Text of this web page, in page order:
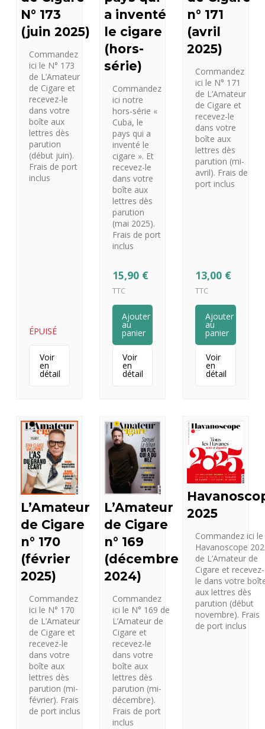
N° 173
(juin 2025)
Commandez
ici le N° 173
de L’Amateur
de Cigare et
recevez-le
dans votre
boîte aux
lettres dès
parution
(début juin).
Frais de port
inclus
ÉPUISÉ
Voir
en
détail
a inventé
le cigare
(hors-
série)
Commandez
ici notre
hors-série «
Cuba, le
pays qui a
inventé le
cigare ». Et
recevez-le
dans votre
boîte aux
lettres dès
parution
(mai 2025).
Frais de port
inclus
15,90 €
TTC
Ajouter
au
panier
Voir
en
détail
n° 171
(avril
2025)
Commandez
ici le N° 171
de L’Amateur
de Cigare et
recevez-le
dans votre
boîte aux
lettres dès
parution (mi-
avril). Frais de
port inclus
13,00 €
TTC
Ajouter
au
panier
Voir
en
détail
L’Amateur
de Cigare
n° 170
(février
2025)
Commandez
ici le N° 170
de L’Amateur
de Cigare et
recevez-le
dans votre
boîte aux
lettres dès
parution (mi-
février). Frais
de port inclus
L’Amateur
de Cigare
n° 169
(décembre
2024)
Commandez
ici le N° 169 de
L’Amateur de
Cigare et
recevez-le
dans votre
boîte aux
lettres dès
parution (mi-
décembre).
Frais de port
inclus
2025
Commandez ici le
Havanoscope
de L’Amateur de
Cigare et recevez-
le dans votre
aux lettres dès
parution (début
novembre). Frais
de port inclus